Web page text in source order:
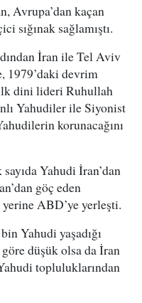
Avrupa’dan kaçan
sığınak sağlamıştı.
İran ile Tel Aviv
1979’daki devrim
ilk dini lideri Ruhullah
Yahudiler ile Siyonist
korunacağını
Yahudi İran’dan
göç eden
ABD’ye yerleşti.
Yahudi yaşadığı
düşük olsa da İran
topluluklarından